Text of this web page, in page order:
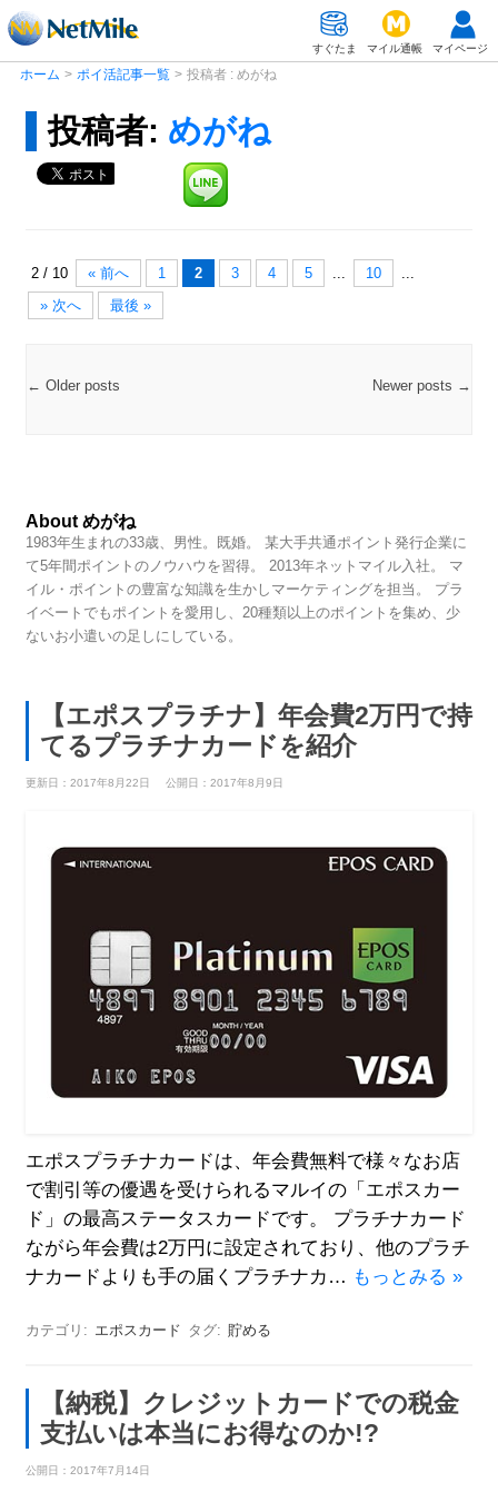
マイページ
マイル通帳
すぐたま
ホーム > ポイ活記事一覧 > 投稿者 : めがね
投稿者: めがね
2 / 10 « 前へ 1 2 3 4 5 ... 10
...
» 次へ
最後 »
Post navigation
← Older posts Newer posts →
About めがね
1983年生まれの33歳、男性。既婚。 某大手共通ポイント発行企業に
て5年間ポイントのノウハウを習得。 2013年ネットマイル入社。 マ
イル・ポイントの豊富な知識を生かしマーケティングを担当。 プラ
イベートでもポイントを愛用し、20種類以上のポイントを集め、少
ないお小遣いの足しにしている。
【エポスプラチナ】年会費2万円で持
てるプラチナカードを紹介
更新日：2017年8月22日 公開日：2017年8月9日
エポスプラチナカードは、年会費無料で様々なお店
で割引等の優遇を受けられるマルイの「エポスカー
ド」の最高ステータスカードです。 プラチナカード
ながら年会費は2万円に設定されており、他のプラチ
ナカードよりも手の届くプラチナカ… もっとみる »
カテゴリ: エポスカード タグ: 貯める
【納税】クレジットカードでの税金
支払いは本当にお得なのか!?
公開日： 2017年7月14日